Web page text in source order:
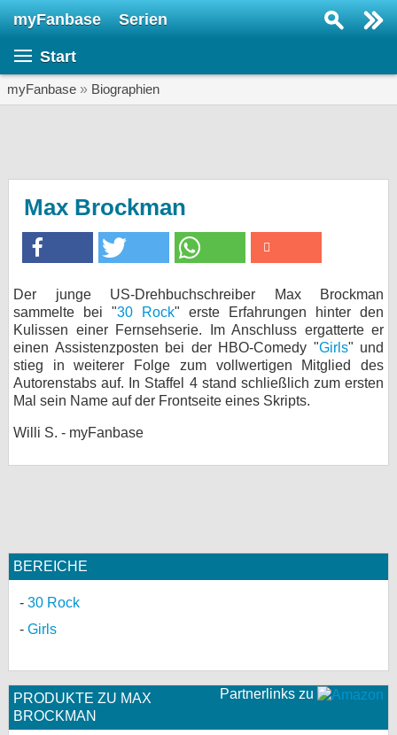
myFanbase Serien
Start
myFanbase » Biographien
Max Brockman
Der junge US-Drehbuchschreiber Max Brockman
sammelte bei "30 Rock" erste Erfahrungen hinter den
Kulissen einer Fernsehserie. Im Anschluss ergatterte er
einen Assistenzposten bei der HBO-Comedy "Girls" und
stieg in weiterer Folge zum vollwertigen Mitglied des
Autorenstabs auf. In Staffel 4 stand schließlich zum ersten
Mal sein Name auf der Frontseite eines Skripts.
Willi S. - myFanbase
BEREICHE
30 Rock
Girls
Partnerlinks zu
PRODUKTE ZU MAX
BROCKMAN
Veranstaltungen
KULTUR
Specials
SERVICE
Gewinnspiele
Forum
Nutzungsbedingungen
Impressum
Desktop-Ansicht